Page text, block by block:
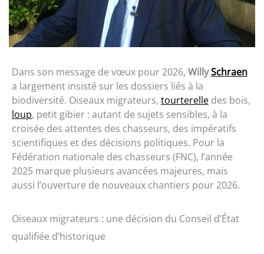
Dans son message de vœux pour 2026, WillySchraen
a largement insisté sur les dossiers liés à la
biodiversité. Oiseaux migrateurs, tourterelle des bois,
loup, petit gibier : autant de sujets sensibles, à la
croisée des attentes des chasseurs, des impératifs
scientifiques et des décisions politiques. Pour la
Fédération nationale des chasseurs (FNC), l’année
2025 marque plusieurs avancées majeures, mais
aussi l’ouverture de nouveaux chantiers pour 2026.
Oiseaux migrateurs : une décision du Conseil d’État
qualifiée d’historique